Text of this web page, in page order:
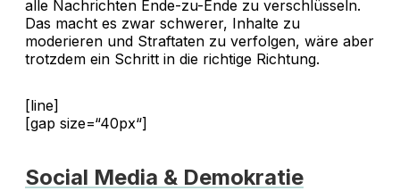
alle Nachrichten Ende-zu-Ende zu verschlüsseln.
Das macht es zwar schwerer, Inhalte zu
moderieren und Straftaten zu verfolgen, wäre aber
trotzdem ein Schritt in die richtige Richtung.
[line]
[gap size=“40px“]
Social Media & Demokratie